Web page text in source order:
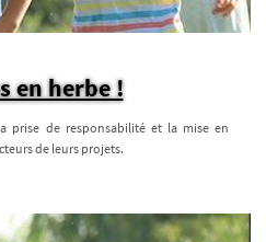
en herbe !
prise de responsabilité et la mise en
de leurs projets.